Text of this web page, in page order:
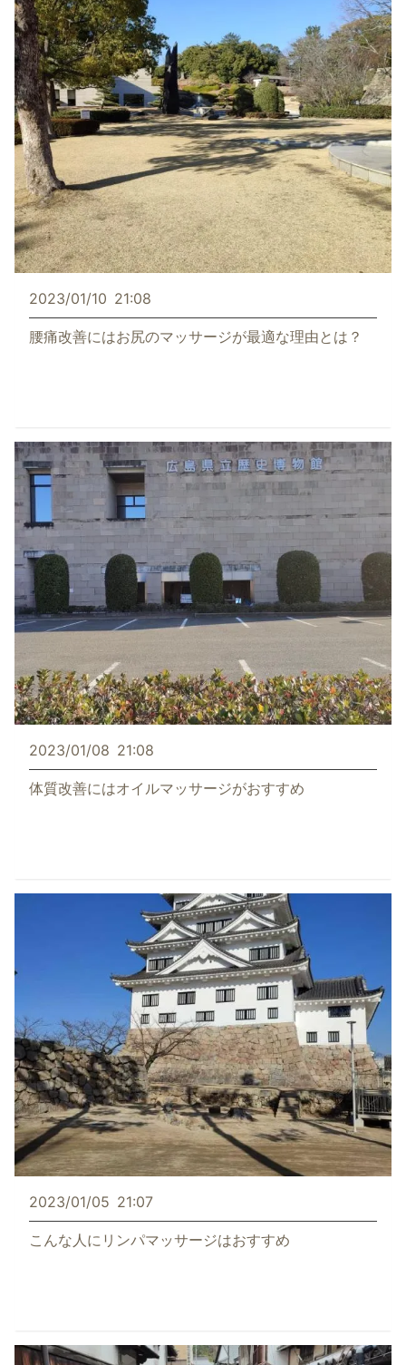
2023/01/10 21:08
腰痛改善にはお尻のマッサージが最適な理由とは？
2023/01/08 21:08
体質改善にはオイルマッサージがおすすめ
2023/01/05 21:07
こんな人にリンパマッサージはおすすめ